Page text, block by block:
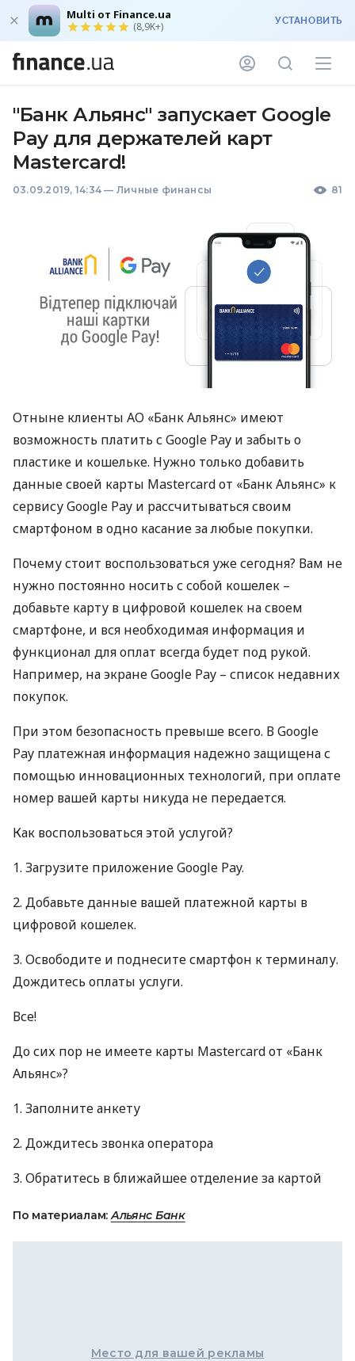
Multi от Finance.ua
(8,9K+) УСТАНОВИТЬ
"Банк Альянс" запускает Google
Pay для держателей карт
Mastercard!
03.09.2019, 14:34 — Личные финансы 81
Отныне клиенты АО «Банк Альянс» имеют
возможность платить с Google Pay и забыть о
пластике и кошельке. Нужно только добавить
данные своей карты Mastercard от «Банк Альянс» к
сервису Google Pay и рассчитываться своим
смартфоном в одно касание за любые покупки.
Почему стоит воспользоваться уже сегодня? Вам не
нужно постоянно носить с собой кошелек –
добавьте карту в цифровой кошелек на своем
смартфоне, и вся необходимая информация и
функционал для оплат всегда будет под рукой.
Например, на экране Google Pay – список недавних
покупок.
При этом безопасность превыше всего. В Google
Pay платежная информация надежно защищена с
помощью инновационных технологий, при оплате
номер вашей карты никуда не передается.
Как воспользоваться этой услугой?
1. Загрузите приложение Google Pay.
2. Добавьте данные вашей платежной карты в
цифровой кошелек.
3. Освободите и поднесите смартфон к терминалу.
Дождитесь оплаты услуги.
Все!
До сих пор не имеете карты Mastercard от «Банк
Альянс»?
1. Заполните анкету
2. Дождитесь звонка оператора
3. Обратитесь в ближайшее отделение за картой
По материалам: Альянс Банк
Место для вашей рекламы